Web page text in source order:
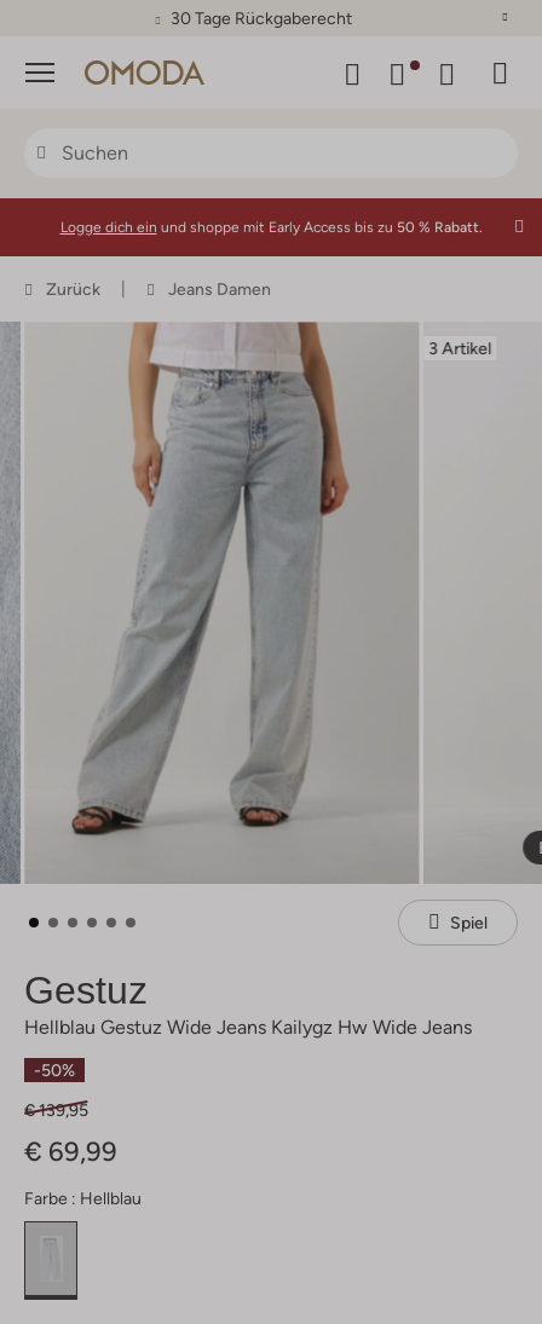
30 Tage Rückgaberecht
Menü
Logge dich ein und shoppe mit Early Access bis zu 50 % Rabatt.
Zurück Jeans Damen
3 Artikel
Spiel
Gestuz
Hellblau Gestuz Wide Jeans Kailygz Hw Wide Jeans
-50%
€ 139,95
€ 69,99
Farbe : Hellblau